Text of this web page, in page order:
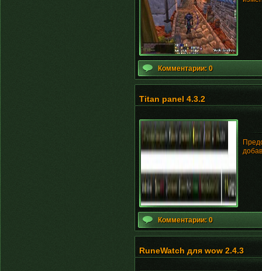
Комментарии: 0
Titan panel 4.3.2
Комментарии: 0
RuneWatch для wow 2.4.3